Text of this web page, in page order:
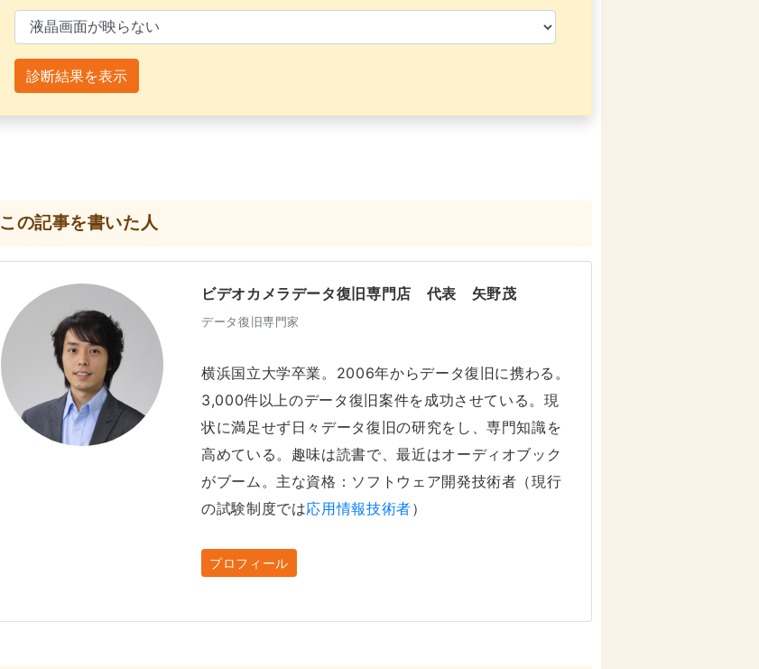
診断結果を表示
この記事を書いた人
ビデオカメラデータ復旧専門店 代表 矢野茂
データ復旧専門家
横浜国立大学卒業。2006年からデータ復旧に携わる。
3,000件以上のデータ復旧案件を成功させている。現
状に満足せず日々データ復旧の研究をし、専門知識を
高めている。趣味は読書で、最近はオーディオブック
がブーム。主な資格：ソフトウェア開発技術者（現行
の試験制度では応用情報技術者）
プロフィール